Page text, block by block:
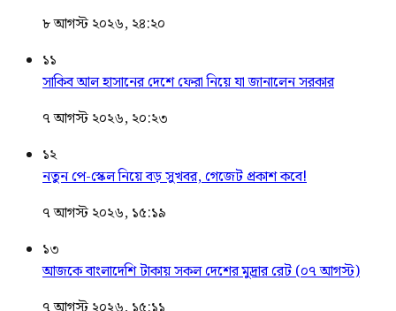
৮ আগস্ট ২০২৬, ২৪:২০
১১
সাকিব আল হাসানের দেশে ফেরা নিয়ে যা জানালেন সরকার
৭ আগস্ট ২০২৬, ২০:২৩
১২
নতুন পে-স্কেল নিয়ে বড় সুখবর, গেজেট প্রকাশ কবে!
৭ আগস্ট ২০২৬, ১৫:১৯
১৩
আজকে বাংলাদেশি টাকায় সকল দেশের মুদ্রার রেট (০৭ আগস্ট)